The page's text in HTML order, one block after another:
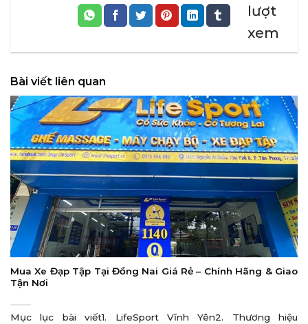
lượt
xem
Bài viết liên quan
Mua Xe Đạp Tập Tại Đồng Nai Giá Rẻ – Chính Hãng & Giao
Tận Nơi
Mục lục bài viết1. LifeSport Vĩnh Yên2. Thương hiệu